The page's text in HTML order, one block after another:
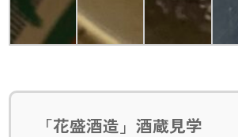
「花盛酒造」酒蔵見学